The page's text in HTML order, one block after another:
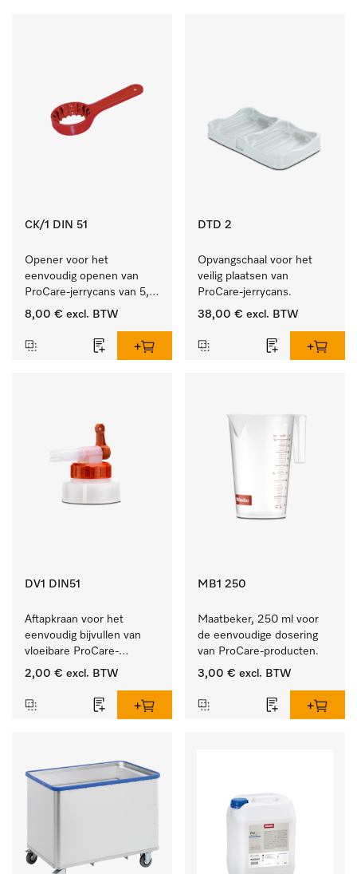
CK/1 DIN 51
Opener voor het
eenvoudig openen van
ProCare-jerrycans van 5,
10 en 20 l.
8,00 € excl. BTW
DTD 2
Opvangschaal voor het
veilig plaatsen van
ProCare-jerrycans.
38,00 € excl. BTW
DV1 DIN51
Aftapkraan voor het
eenvoudig bijvullen van
vloeibare ProCare-
producten.
2,00 € excl. BTW
MB1 250
Maatbeker, 250 ml voor
de eenvoudige dosering
van ProCare-producten.
3,00 € excl. BTW